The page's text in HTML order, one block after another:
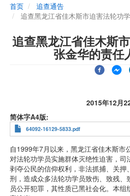
首页
追查通告
追查黑龙江省佳木斯市迫害法轮功
追查黑龙江省佳木斯
张金华的责任
2015年12月
简体字A4版
64092-16129-5833.pdf
自1999年7月以来，黑龙江省佳木斯市
对法轮功学员实施群体灭绝性迫害，司
剥夺公民的信仰权利，非法抓捕、关押
刑，造成众多法轮功学员致伤、致残、
员公开犯罪，其性质已黑社会化。本